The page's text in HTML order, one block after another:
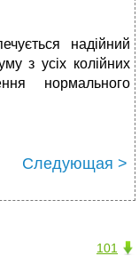
надійний
з усіх колійних
нормального
Следующая >
101